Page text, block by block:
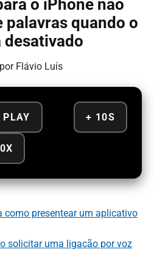
o iPhone não
palavras quando o
desativado
Flávio Luís
PLAY + 10S
como presentear um aplicativo
solicitar uma ligação por voz